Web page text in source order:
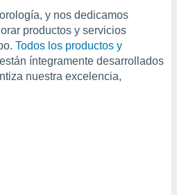
y nos dedicamos
productos y servicios
Todos los productos y
están íntegramente desarrollados
nuestra excelencia,